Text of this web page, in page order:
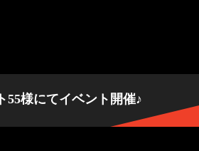
55様にてイベント開催♪